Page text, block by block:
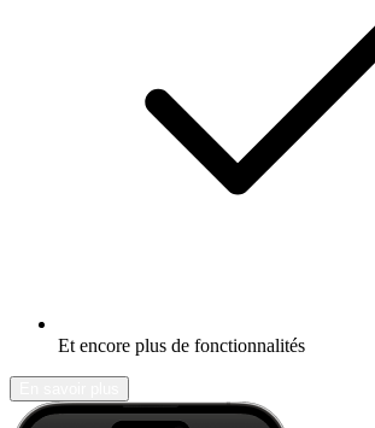
Et encore plus de fonctionnalités